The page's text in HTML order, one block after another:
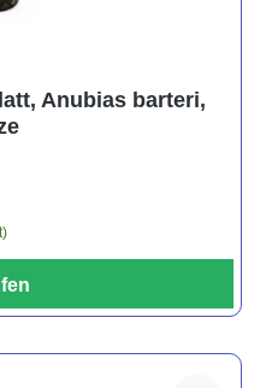
Anubias barteri,